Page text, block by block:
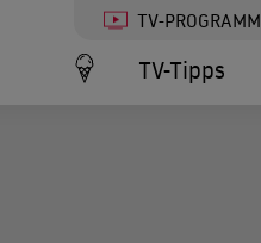
TV-PROGRAMM
TV-Tipps